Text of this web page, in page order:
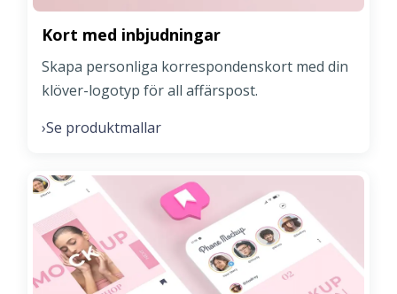
Kort med inbjudningar
Skapa personliga korrespondenskort med din
klöver-logotyp för all affärspost.
›Se produktmallar